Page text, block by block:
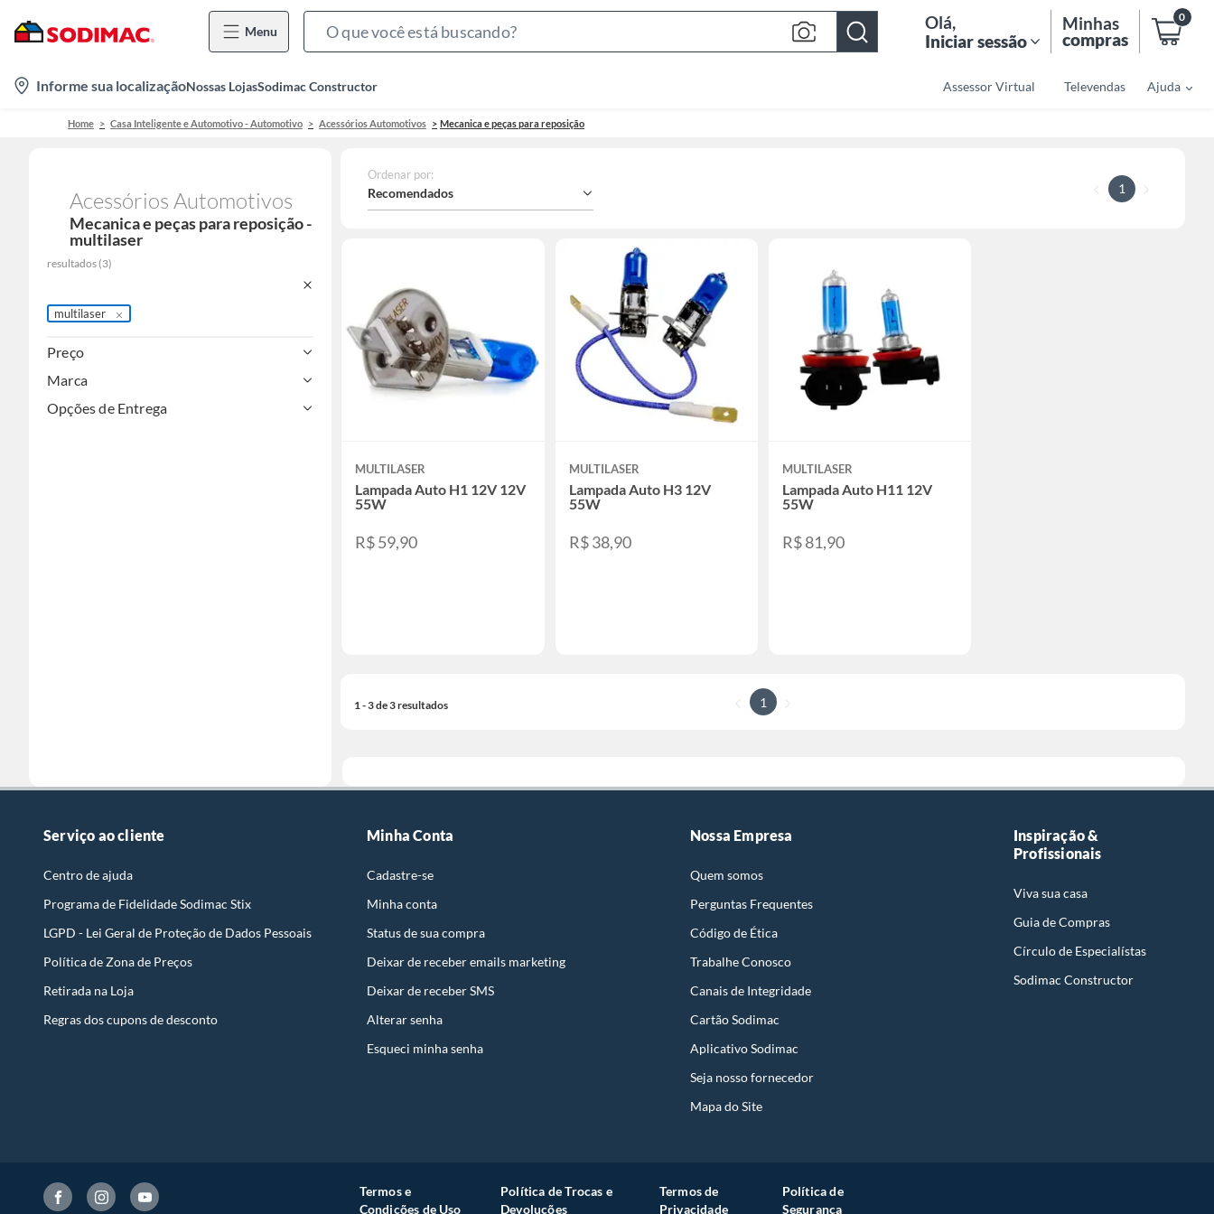
Menu
Bar
Olá,
Iniciar sessão
Minhas
compras
0
location-
icon
Informe sua localizaçãoNossas LojasSodimac Constructor Assessor Virtual Televendas Ajuda
Home Casa Inteligente e Automotivo - Automotivo Acessórios Automotivos Mecanica e peças para reposição
Acessórios Automotivos
Mecanica e peças para reposição -
multilaser
resultados (3)
multilaser
Preço
Marca
Opções de Entrega
Ordenar por:
Recomendados 1
MULTILASER
Lampada Auto H1 12V 12V
55W
R$ 59,90
MULTILASER
Lampada Auto H3 12V
55W
R$ 38,90
MULTILASER
Lampada Auto H11 12V
55W
R$ 81,90
1 - 3 de 3 resultados 1
Serviço ao cliente
Centro de ajuda
Programa de Fidelidade Sodimac Stix
LGPD - Lei Geral de Proteção de Dados Pessoais
Política de Zona de Preços
Retirada na Loja
Regras dos cupons de desconto
Minha Conta
Cadastre-se
Minha conta
Status de sua compra
Deixar de receber emails marketing
Deixar de receber SMS
Alterar senha
Esqueci minha senha
Nossa Empresa
Quem somos
Perguntas Frequentes
Código de Ética
Trabalhe Conosco
Canais de Integridade
Cartão Sodimac
Aplicativo Sodimac
Seja nosso fornecedor
Mapa do Site
Inspiração &
Profissionais
Viva sua casa
Guia de Compras
Círculo de Especialístas
Sodimac Constructor
Termos e
Condições de Uso
Política de Trocas e
Devoluções
Termos de
Privacidade
Política de
Segurança